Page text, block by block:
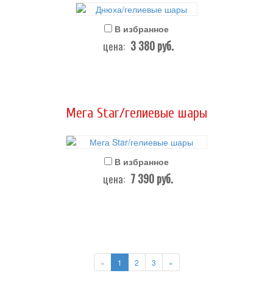
В избранное
цена: 3 380руб.
Мега Star/гелиевые шары
В избранное
цена: 7 390руб.
« 1 2 3 »